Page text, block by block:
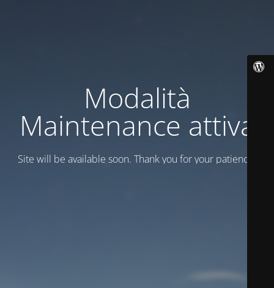
Modalità
Maintenance attiva
Site will be available soon. Thank you for your patience!